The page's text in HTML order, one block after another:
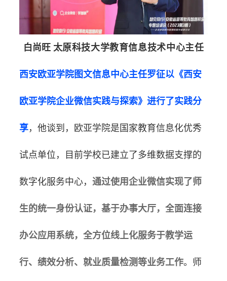
白尚旺 太原科技大学教育信息技术中心主任
西安欧亚学院图文信息中心主任罗征以《西安
欧亚学院企业微信实践与探索》进行了实践分
享，他谈到，欧亚学院是国家教育信息化优秀
试点单位，目前学校已建立了多维数据支撑的
数字化服务中心，通过使用企业微信实现了师
生的统一身份认证，基于办事大厅，全面连接
办公应用系统，全方位线上化服务于教学运
行、绩效分析、就业质量检测等业务工作。师